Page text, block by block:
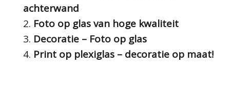
achterwand
Foto op glas van hoge kwaliteit
Decoratie – Foto op glas
Print op plexiglas – decoratie op maat!